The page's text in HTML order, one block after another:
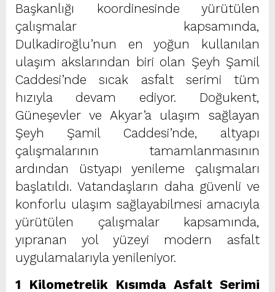
Başkanlığı koordinesinde yürütülen
çalışmalar kapsamında,
Dulkadiroğlu’nun en yoğun kullanılan
ulaşım akslarından biri olan Şeyh Şamil
Caddesi’nde sıcak asfalt serimi tüm
hızıyla devam ediyor. Doğukent,
Güneşevler ve Akyar’a ulaşım sağlayan
Şeyh Şamil Caddesi’nde, altyapı
çalışmalarının tamamlanmasının
ardından üstyapı yenileme çalışmaları
başlatıldı. Vatandaşların daha güvenli ve
konforlu ulaşım sağlayabilmesi amacıyla
yürütülen çalışmalar kapsamında,
yıpranan yol yüzeyi modern asfalt
uygulamalarıyla yenileniyor.
1 Kilometrelik Kısımda Asfalt Serimi